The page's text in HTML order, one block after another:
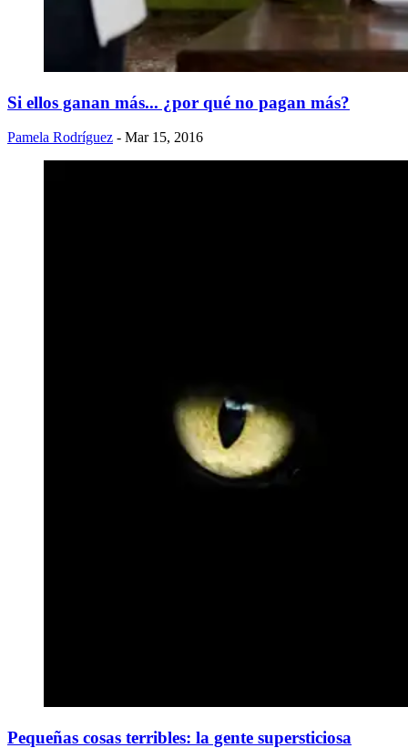
Si ellos ganan más... ¿por qué no pagan más?
Pamela Rodríguez - Mar 15, 2016
Pequeñas cosas terribles: la gente supersticiosa